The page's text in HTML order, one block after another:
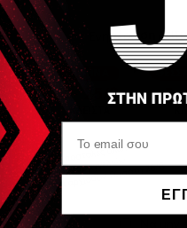
Χαρακτηριστικά
Μήκος συρματόσχοινου
Διάμετρος σωλήνας
Μέγιστο φορτίο 250kg
Μήκος σωλήνα φόρτωσης
Στην συσκευασία δεν